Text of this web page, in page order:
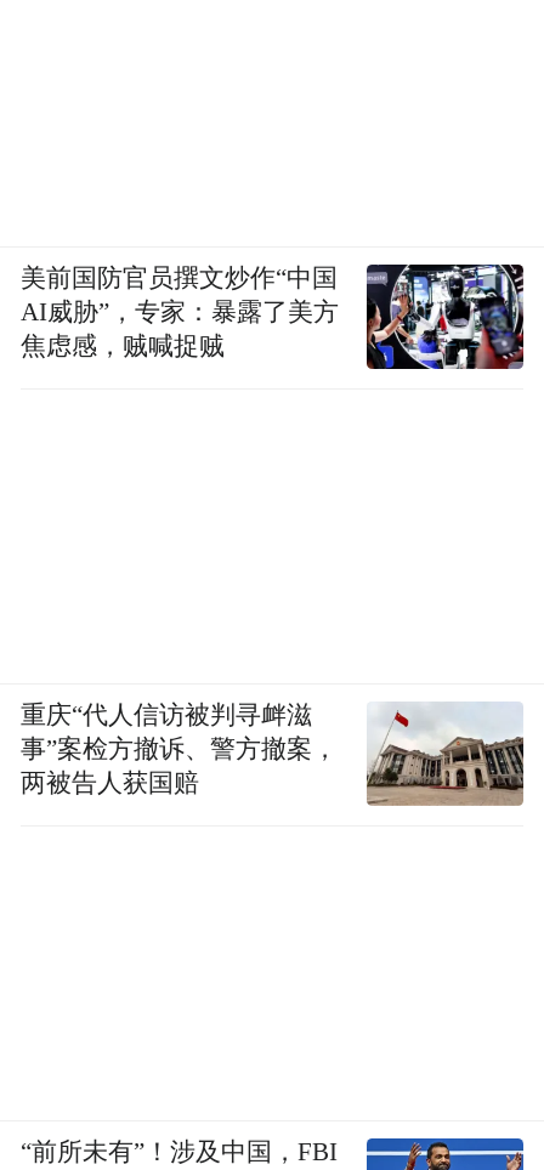
美前国防官员撰文炒作“中国
AI威胁”，专家：暴露了美方
焦虑感，贼喊捉贼
重庆“代人信访被判寻衅滋
事”案检方撤诉、警方撤案，
两被告人获国赔
“前所未有”！涉及中国，FBI